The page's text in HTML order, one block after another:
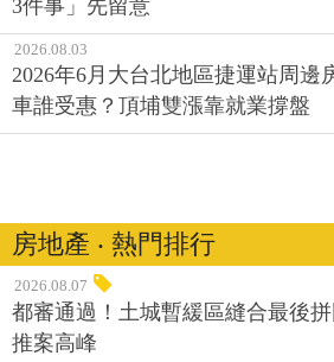
3件事」先留意
2026.08.03
2026年6月大台北地區捷運站周邊
車誰受惠？頂埔雙漲靠就業撐盤
房地產 ‧ 熱門排行
2026.08.07
都審通過！土城暫緩區縫合最後
推案高峰